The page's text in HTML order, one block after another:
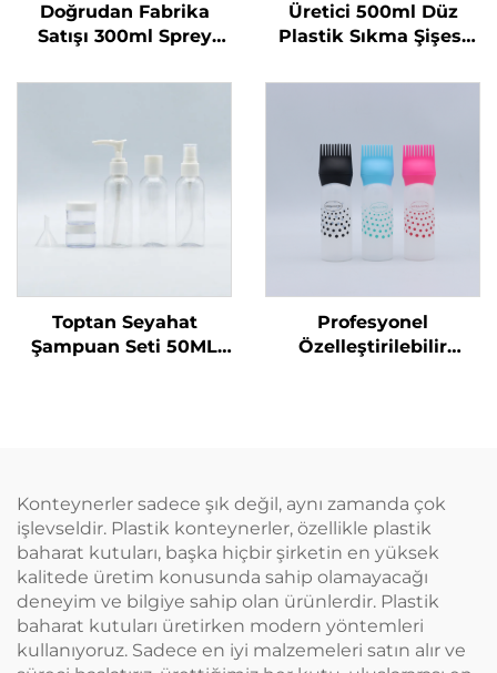
Doğrudan Fabrika
Satışı 300ml Sprey
Yuvarlak Omuzlu
Üretici 500ml Düz
Plastik Sıkma Şişesi
Logolu Bulaşık Sabunu
Mühürleme
Toptan Seyahat
Şampuan Seti 50ML
Profesyonel
Özelleştirilebilir
Konteynerler sadece şık değil, aynı zamanda çok
işlevseldir. Plastik konteynerler, özellikle plastik
baharat kutuları, başka hiçbir şirketin en yüksek
kalitede üretim konusunda sahip olamayacağı
deneyim ve bilgiye sahip olan ürünlerdir. Plastik
baharat kutuları üretirken modern yöntemleri
kullanıyoruz. Sadece en iyi malzemeleri satın alır ve